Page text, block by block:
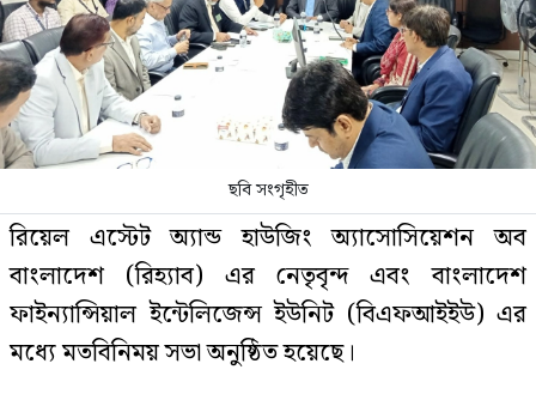
ছবি সংগৃহীত
রিয়েল এস্টেট অ্যান্ড হাউজিং অ্যাসোসিয়েশন অব
বাংলাদেশ (রিহ্যাব) এর নেতৃবৃন্দ এবং বাংলাদেশ
ফাইন্যান্সিয়াল ইন্টেলিজেন্স ইউনিট (বিএফআইইউ) এর
মধ্যে মতবিনিময় সভা অনুষ্ঠিত হয়েছে।